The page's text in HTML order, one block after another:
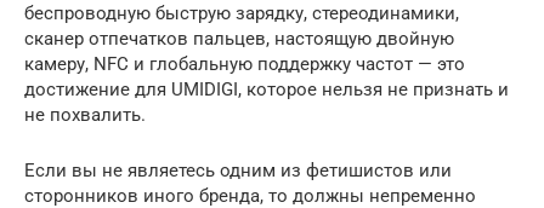
беспроводную быструю зарядку, стереодинамики,
сканер отпечатков пальцев, настоящую двойную
камеру, NFC и глобальную поддержку частот — это
достижение для UMIDIGI, которое нельзя не признать и
не похвалить.
Если вы не являетесь одним из фетишистов или
сторонников иного бренда, то должны непременно